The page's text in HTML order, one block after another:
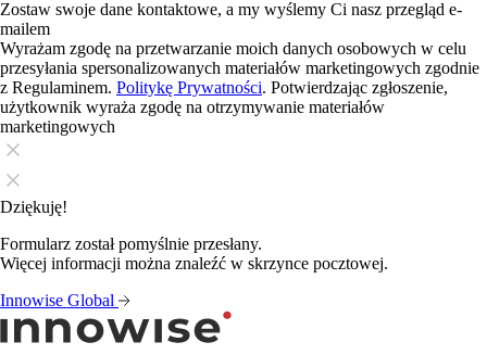
Zostaw swoje dane kontaktowe, a my wyślemy Ci nasz przegląd e-
mailem
Wyrażam zgodę na przetwarzanie moich danych osobowych w celu
przesyłania spersonalizowanych materiałów marketingowych zgodnie
z Regulaminem. Politykę Prywatności. Potwierdzając zgłoszenie,
użytkownik wyraża zgodę na otrzymywanie materiałów
marketingowych
Dziękuję!
Formularz został pomyślnie przesłany.
Więcej informacji można znaleźć w skrzynce pocztowej.
Innowise Global